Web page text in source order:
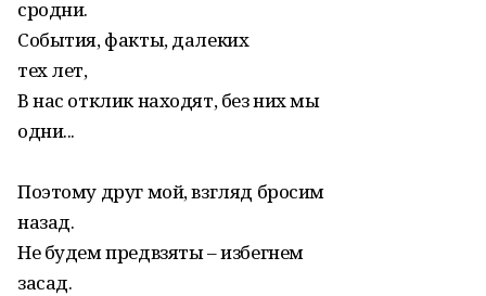
сродни.
События, факты, далеких
тех лет,
В нас отклик находят, без них мы
одни...
Поэтому друг мой, взгляд бросим
назад.
Не будем предвзяты – избегнем
засад.